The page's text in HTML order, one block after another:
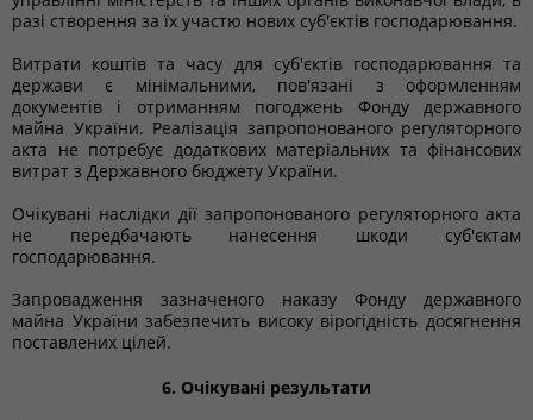
разі створення за їх участю нових суб'єктів господарювання.
Витрати коштів та часу для суб'єктів господарювання та
держави є мінімальними, пов'язані з оформленням
документів і отриманням погоджень Фонду державного
майна України. Реалізація запропонованого регуляторного
акта не потребує додаткових матеріальних та фінансових
витрат з Державного бюджету України.
Очікувані наслідки дії запропонованого регуляторного акта
не передбачають нанесення шкоди суб'єктам
господарювання.
Запровадження зазначеного наказу Фонду державного
майна України забезпечить високу вірогідність досягнення
поставлених цілей.
6. Очікувані результати